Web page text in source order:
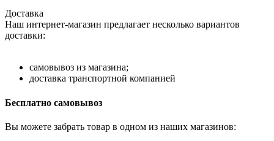
Доставка
Наш интернет-магазин предлагает несколько вариантов
доставки:
самовывоз из магазина;
доставка транспортной компанией
Бесплатно самовывоз
Вы можете забрать товар в одном из наших магазинов: